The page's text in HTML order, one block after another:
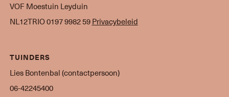
VOF Moestuin Leyduin
NL12TRIO 0197 9982 59Privacybeleid
TUINDERS
Lies Bontenbal (contactpersoon)
06-42245400